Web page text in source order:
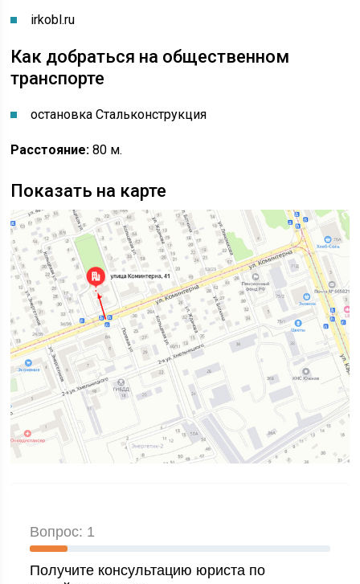
irkobl.ru
Как добраться на общественном
транспорте
остановка Стальконструкция
Расстояние:80 м.
Показать на карте